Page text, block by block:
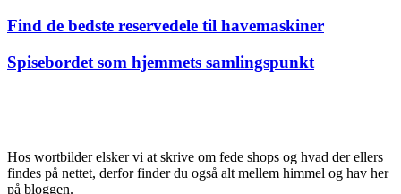
Find de bedste reservedele til havemaskiner
Spisebordet som hjemmets samlingspunkt
Hos wortbilder elsker vi at skrive om fede shops og hvad der ellers
findes på nettet, derfor finder du også alt mellem himmel og hav her
på bloggen.